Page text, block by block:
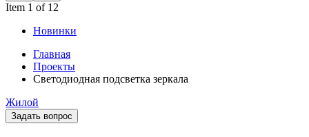
Item 1 of 12
Новинки
Главная
Проекты
Светодиодная подсветка зеркала
Жилой
Задать вопрос